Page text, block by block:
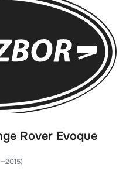
Rover Evoque